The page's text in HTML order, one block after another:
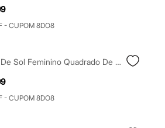
- CUPOM 8DO8
Óculos De Sol Feminino Quadrado De Acetato Triton Preto
- CUPOM 8DO8